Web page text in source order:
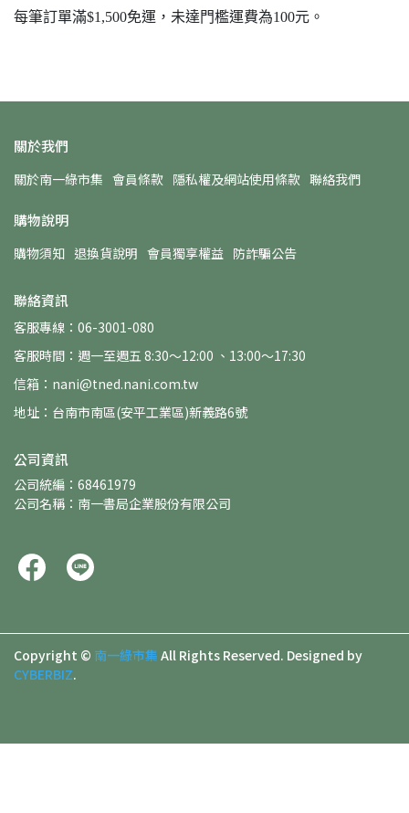
每筆訂單滿$1,500免運，未達門檻運費為100元。
關於我們
關於南一綠市集 會員條款 隱私權及網站使用條款 聯絡我們
購物說明
購物須知 退換貨說明 會員獨享權益 防詐騙公告
聯絡資訊
客服專線：06-3001-080
客服時間：週一至週五 8:30～12:00 、13:00～17:30
信箱：nani@tned.nani.com.tw
地址：台南市南區(安平工業區)新義路6號
公司資訊
公司統編：68461979
公司名稱：南一書局企業股份有限公司
Copyright © 南一綠市集 All Rights Reserved. Designed by
CYBERBIZ.